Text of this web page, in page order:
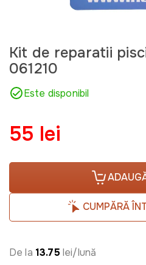
Kit de reparatii
061210
Este disponibil
55 lei
CUMPĂRĂ
De la 13.75 lei/lună